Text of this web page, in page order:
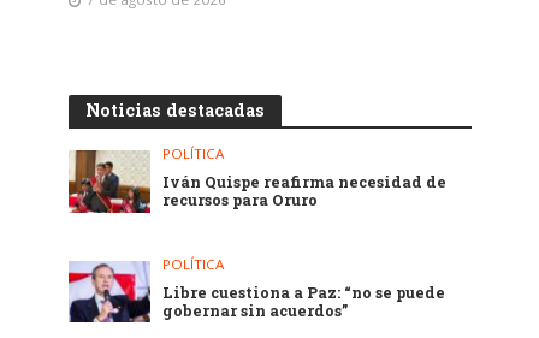
Noticias destacadas
POLÍTICA
Iván Quispe reafirma necesidad de
recursos para Oruro
POLÍTICA
Libre cuestiona a Paz: “no se puede
gobernar sin acuerdos”